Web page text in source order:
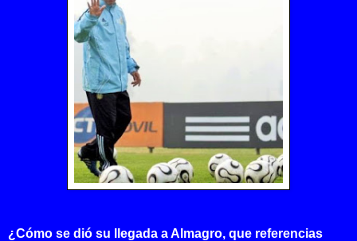
¿Cómo se dió su llegada a Almagro, que referencias